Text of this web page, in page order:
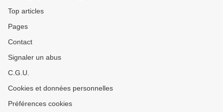
Top articles
Pages
Contact
Signaler un abus
C.G.U.
Cookies et données personnelles
Préférences cookies